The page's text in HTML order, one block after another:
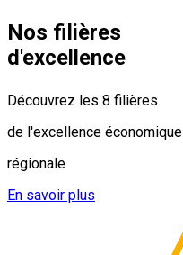
Nos filières
d'excellence
Découvrez les 8 filières
de l'excellence économique
régionale
En savoir plus